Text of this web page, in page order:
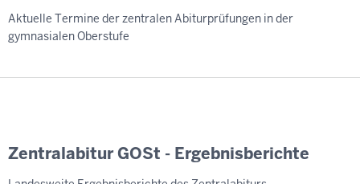
Aktuelle Termine der zentralen Abiturprüfungen in der
gymnasialen Oberstufe
Zentralabitur GOSt - Ergebnisberichte